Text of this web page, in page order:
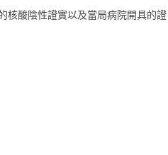
核酸陰性證實以及當局病院開具的證